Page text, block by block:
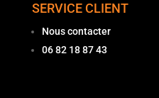
SERVICE CLIENT
Nous contacter
06 82 18 87 43